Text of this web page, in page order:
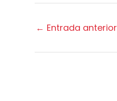
← Entrada anterior